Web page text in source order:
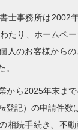
士事務所は2002
たり、ホームペ
人のお客様から
。
から2025年末ま
登記）の申請件数
相続手続き、不